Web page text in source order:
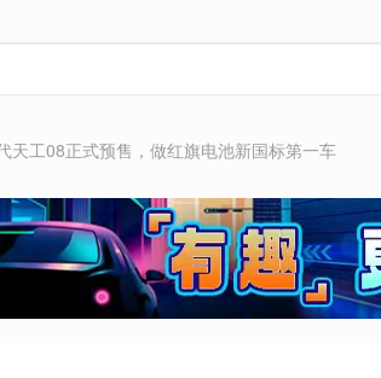
天工08正式预售，做红旗电池新国标第一车